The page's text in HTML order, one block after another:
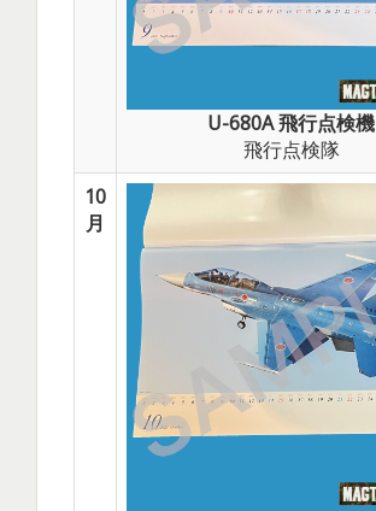
U-680A 飛行点検機
飛行点検隊
10
月